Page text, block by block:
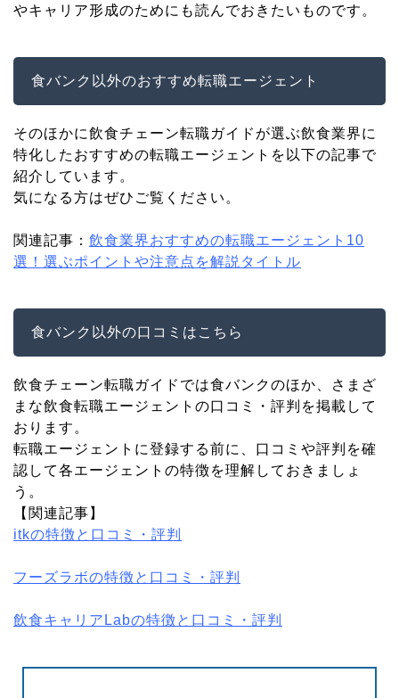
やキャリア形成のためにも読んでおきたいものです。
食バンク以外のおすすめ転職エージェント
そのほかに飲食チェーン転職ガイドが選ぶ飲食業界に
特化したおすすめの転職エージェントを以下の記事で
紹介しています。
気になる方はぜひご覧ください。
関連記事： 飲食業界おすすめの転職エージェント10
選！選ぶポイントや注意点を解説タイトル
食バンク以外の口コミはこちら
飲食チェーン転職ガイドでは食バンクのほか、さまざ
まな飲食転職エージェントの口コミ・評判を掲載して
おります。
転職エージェントに登録する前に、口コミや評判を確
認して各エージェントの特徴を理解しておきましょ
う。
【関連記事】
itkの特徴と口コミ・評判
フーズラボの特徴と口コミ・評判
飲食キャリアLabの特徴と口コミ・評判